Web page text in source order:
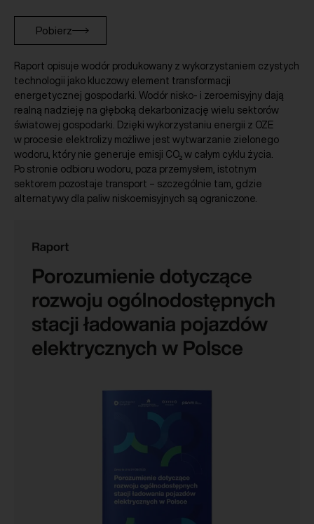
Pobierz
Raport opisuje wodór produkowany z wykorzystaniem czystych
technologii jako kluczowy element transformacji
energetycznej gospodarki. Wodór nisko- i zeroemisyjny dają
realną nadzieję na głęboką dekarbonizację wielu sektorów
światowej gospodarki. Dzięki wykorzystaniu energii z OZE
w procesie elektrolizy możliwe jest wytwarzanie zielonego
wodoru, który nie generuje emisji CO₂ w całym cyklu życia.
Po stronie odbioru wodoru, poza przemysłem, istotnym
sektorem pozostaje transport – szczególnie tam, gdzie
alternatywy dla paliw niskoemisyjnych są ograniczone.